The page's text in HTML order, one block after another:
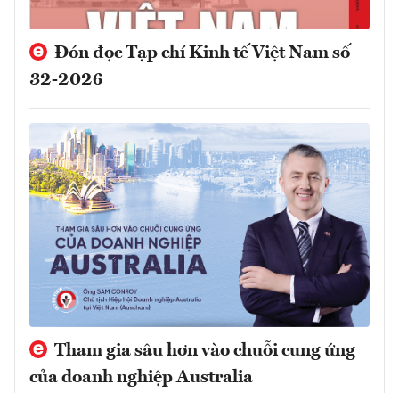
Đón đọc Tạp chí Kinh tế Việt Nam số
32-2026
Tham gia sâu hơn vào chuỗi cung ứng
của doanh nghiệp Australia